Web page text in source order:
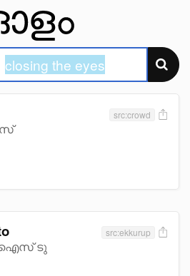
src:crowd
ഐസ് ടു
src:ekkurup